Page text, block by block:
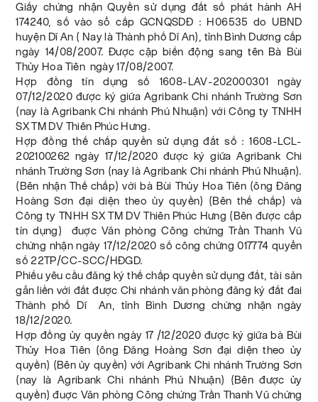
Giấy chứng nhận Quyền sử dụng đất số phát hành AH
174240, số vào sổ cấp GCNQSDĐ : H06535 do UBND
huyện Dĩ An ( Nay là Thành phố Dĩ An), tỉnh Bình Dương cấp
ngày 14/08/2007. Được cập biến động sang tên Bà Bùi
Thủy Hoa Tiên ngày 17/08/2007.
Hợp đồng tín dụng số 1608-LAV-202000301 ngày
07/12/2020 được ký giữa Agribank Chi nhánh Trường Sơn
(nay là Agribank Chi nhánh Phú Nhuận) với Công ty TNHH
SX TM DV Thiên Phúc Hưng.
Hợp đồng thế chấp quyền sử dụng đất số : 1608-LCL-
202100262 ngày 17/12/2020 được ký giữa Agribank Chi
nhánh Trường Sơn (nay là Agribank Chi nhánh Phú Nhuận).
(Bên nhận Thế chấp) với bà Bùi Thủy Hoa Tiên (ông Đăng
Hoàng Sơn đại diện theo ủy quyền) (Bên thế chấp) và
Công ty TNHH SX TM DV Thiên Phúc Hưng (Bên được cấp
tín dụng) đuợc Văn phòng Công chứng Trần Thanh Vũ
chứng nhận ngày 17/12/2020 số công chứng 017774 quyển
số 22TP/CC-SCC/HĐGD.
Phiếu yêu cầu đăng ký thế chấp quyền sử dụng đất, tài sản
gắn liền với đất được Chi nhánh văn phòng đăng ký đất đai
Thành phố Dĩ An, tỉnh Bình Dương chứng nhận ngày
18/12/2020.
Hợp đồng ủy quyền ngày 17 /12/2020 được ký giữa bà Bùi
Thủy Hoa Tiên (ông Đăng Hoàng Sơn đại diện theo ủy
quyền) (Bên ủy quyền) với Agribank Chi nhánh Trường Sơn
(nay là Agribank Chi nhánh Phú Nhuận) (Bên được ủy
quyền) đuợc Văn phòng Công chứng Trần Thanh Vũ chứng